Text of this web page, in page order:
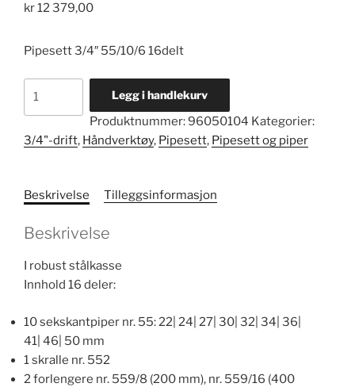
kr12 379,00
Pipesett 3/4″ 55/10/6 16delt
antall
Legg i handlekurv
Produktnummer:96050104 Kategorier:
3/4"-drift, Håndverktøy, Pipesett, Pipesett og piper
Beskrivelse Tilleggsinformasjon
Beskrivelse
I robust stålkasse
Innhold 16 deler:
10 sekskantpiper nr. 55: 22| 24| 27| 30| 32| 34| 36|
41| 46| 50 mm
1 skralle nr. 552
2 forlengere nr. 559/8 (200 mm), nr. 559/16 (400